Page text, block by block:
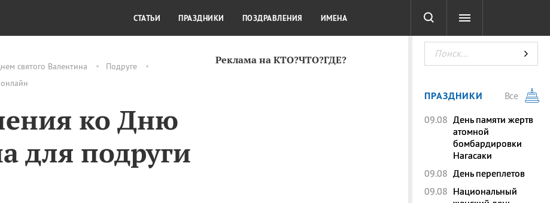
святого Валентина
Подруге
ко Дню
для подруги
Реклама на КТО?ЧТО?ГДЕ?
КУЛЬТУРА КРАСОТА ТЕСТЫ
СТАТЬИ ПРАЗДНИКИ ПОЗДРАВЛЕНИЯ ИМЕНА
ПРАЗДНИКИ
Все
09.08 День памяти жертв
атомной
бомбардировки
Нагасаки
09.08 День переплетов
09.08 Национальный